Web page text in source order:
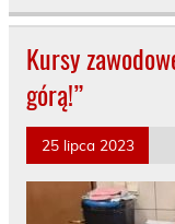
Kursy
górą!”
25 lipca 2023